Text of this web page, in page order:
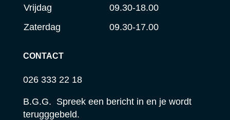
Vrijdag
09.30-18.00
Zaterdag
09.30-17.00
CONTACT
026 333 22 18
B.G.G. Spreek een bericht in en je wordt
terugggebeld.